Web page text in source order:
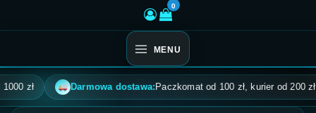
0
MENU
zł Darmowa dostawa:Paczkomat od 100 zł, kurier od 200 zł,